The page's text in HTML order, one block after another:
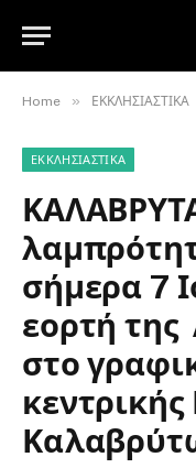
Home » ΕΚΚΛΗΣΙΑΣΤΙΚΑ
ΕΚΚΛΗΣΙΑΣΤΙΚΑ
σήμερα 7
εορτή της
στο